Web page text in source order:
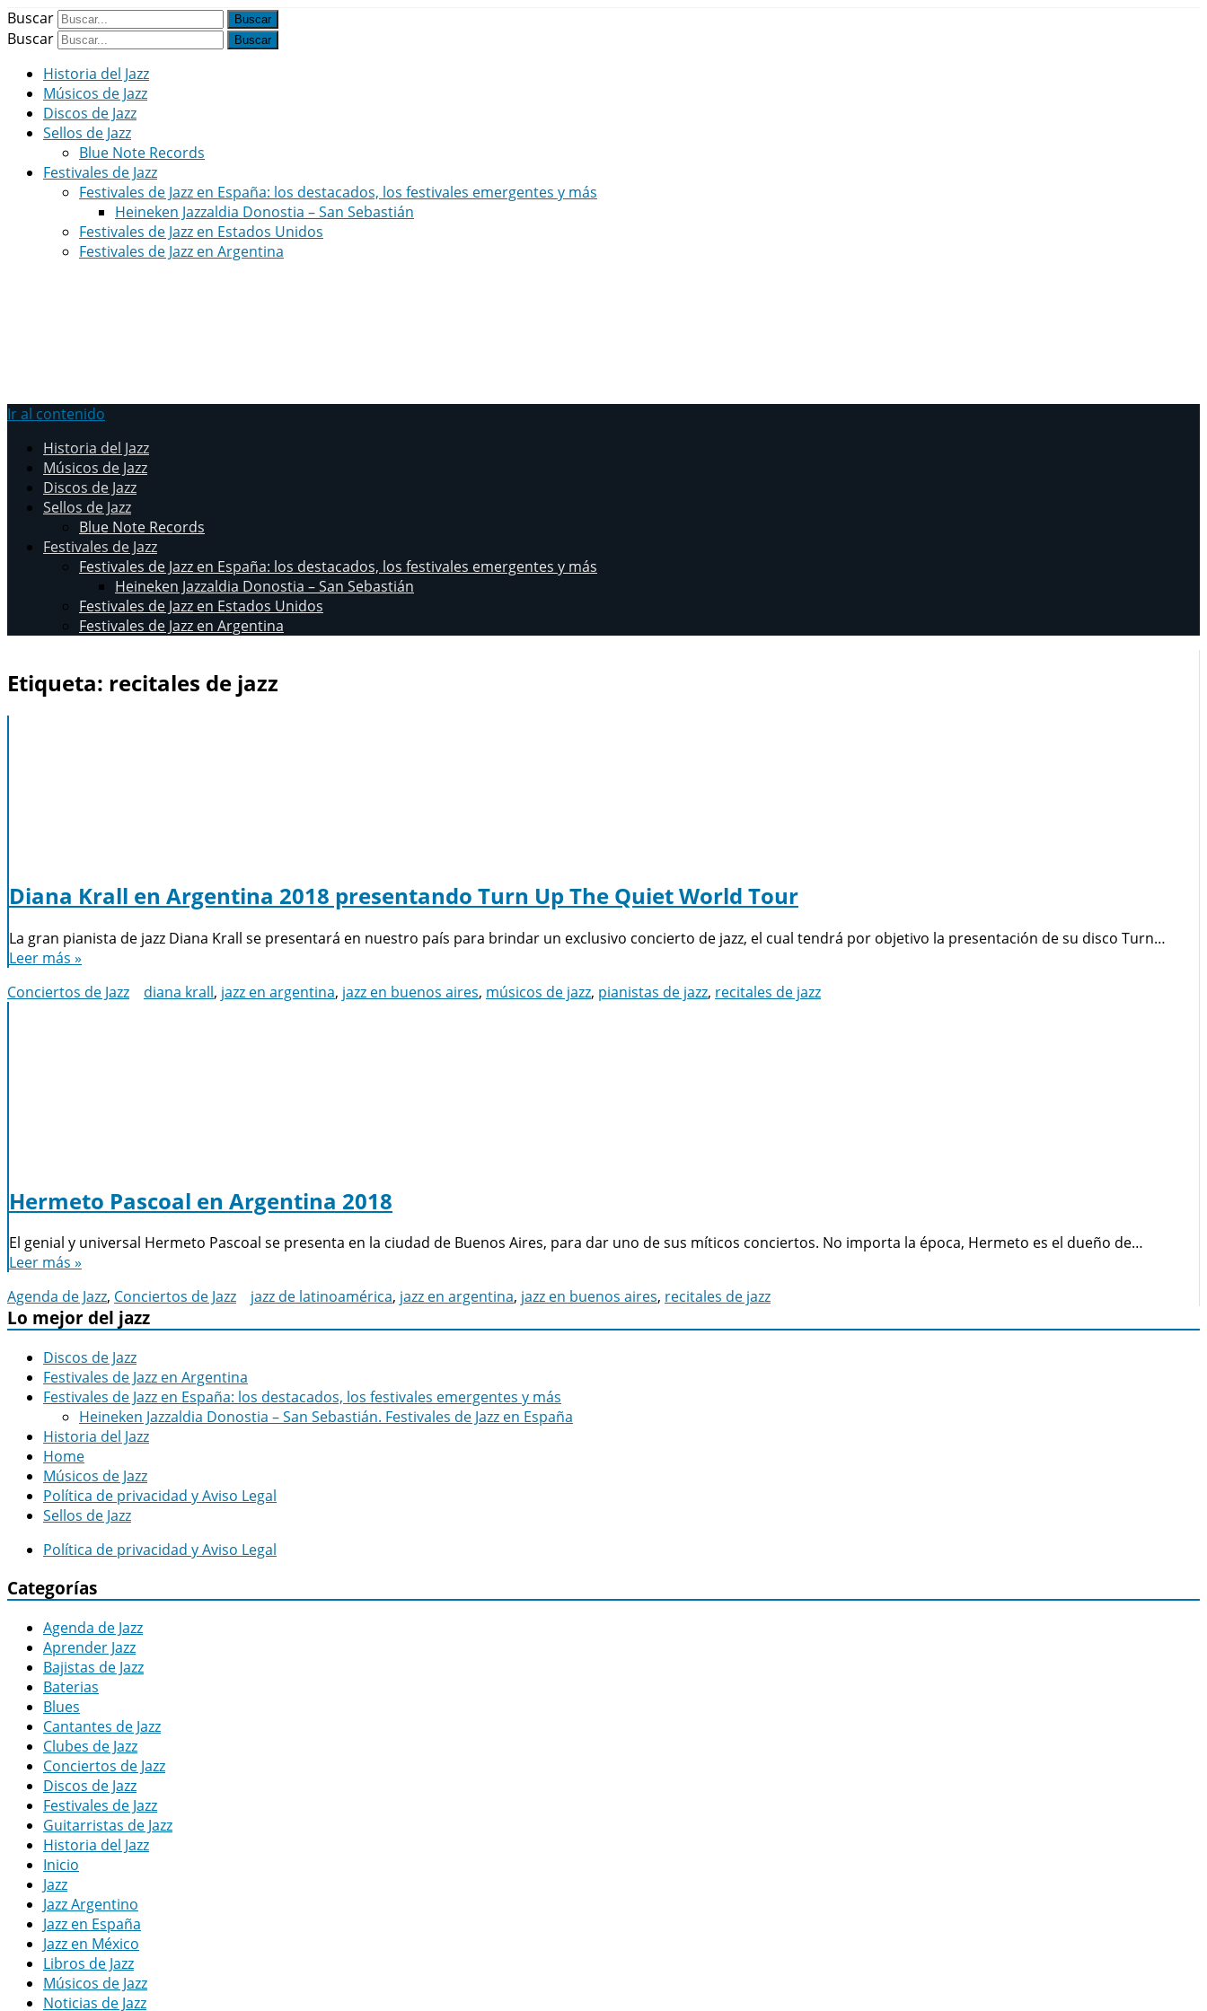
Buscar
Buscar
Historia del Jazz
Músicos de Jazz
Discos de Jazz
Sellos de Jazz
Blue Note Records
Festivales de Jazz
Festivales de Jazz en España: los destacados, los festivales emergentes y más
Heineken Jazzaldia Donostia – San Sebastián
Festivales de Jazz en Estados Unidos
Festivales de Jazz en Argentina
Ir al contenido
Historia del Jazz
Músicos de Jazz
Discos de Jazz
Sellos de Jazz
Blue Note Records
Festivales de Jazz
Festivales de Jazz en España: los destacados, los festivales emergentes y más
Heineken Jazzaldia Donostia – San Sebastián
Festivales de Jazz en Estados Unidos
Festivales de Jazz en Argentina
Etiqueta: recitales de jazz
Diana Krall en Argentina 2018 presentando Turn Up The Quiet World Tour
La gran pianista de jazz Diana Krall se presentará en nuestro país para brindar un exclusivo concierto de jazz, el cual tendrá por objetivo la presentación de su disco Turn…
Leer más »
Conciertos de Jazz
diana krall, jazz en argentina, jazz en buenos aires, músicos de jazz, pianistas de jazz, recitales de jazz
Hermeto Pascoal en Argentina 2018
El genial y universal Hermeto Pascoal se presenta en la ciudad de Buenos Aires, para dar uno de sus míticos conciertos. No importa la época, Hermeto es el dueño de…
Leer más »
Agenda de Jazz, Conciertos de Jazz jazz de latinoamérica, jazz en argentina, jazz en buenos aires, recitales de jazz
Lo mejor del jazz
Discos de Jazz
Festivales de Jazz en Argentina
Festivales de Jazz en España: los destacados, los festivales emergentes y más
Heineken Jazzaldia Donostia – San Sebastián. Festivales de Jazz en España
Historia del Jazz
Home
Músicos de Jazz
Política de privacidad y Aviso Legal
Sellos de Jazz
Política de privacidad y Aviso Legal
Categorías
Agenda de Jazz
Aprender Jazz
Bajistas de Jazz
Baterias
Blues
Cantantes de Jazz
Clubes de Jazz
Conciertos de Jazz
Discos de Jazz
Festivales de Jazz
Guitarristas de Jazz
Historia del Jazz
Inicio
Jazz
Jazz Argentino
Jazz en España
Jazz en México
Libros de Jazz
Músicos de Jazz
Noticias de Jazz